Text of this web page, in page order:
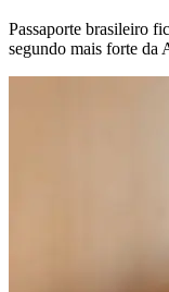
Passaporte brasileiro
segundo mais forte da